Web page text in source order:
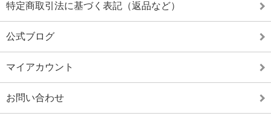
特定商取引法に基づく表記（返品など）
公式ブログ
マイアカウント
お問い合わせ